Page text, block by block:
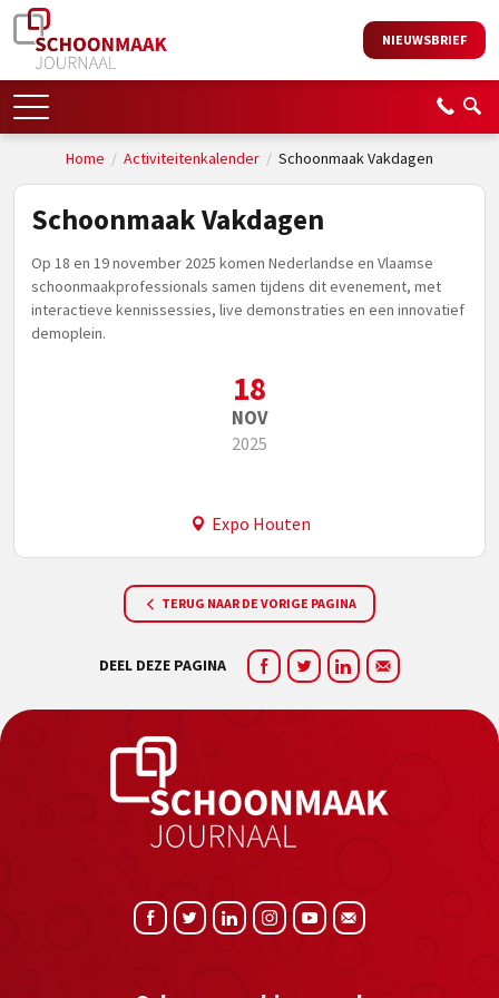
NIEUWSBRIEF
Home / Activiteitenkalender / Schoonmaak Vakdagen
Schoonmaak Vakdagen
Op 18 en 19 november 2025 komen Nederlandse en Vlaamse
schoonmaakprofessionals samen tijdens dit evenement, met
interactieve kennissessies, live demonstraties en een innovatief
demoplein.
18
NOV
2025
Expo Houten
TERUG NAAR DE VORIGE PAGINA
DEEL DEZE PAGINA